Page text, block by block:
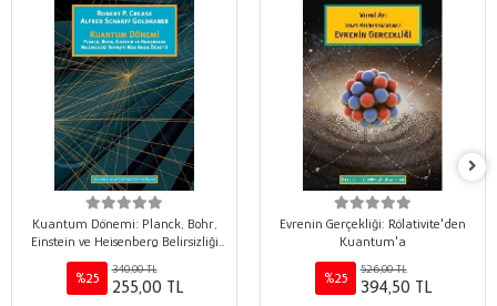
Kuantum Dönemi: Planck, Bohr,
Einstein ve Heisenberg Belirsizliği
Sevmeyi Bize Nasıl Öğretti
%25
340,00 TL
255,00 TL
Evrenin Gerçekliği: Rölativite'den
Kuantum'a
%25
526,00 TL
394,50 TL